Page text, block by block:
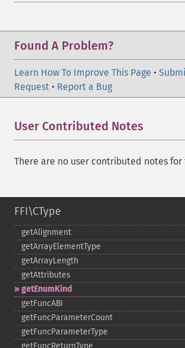
Found A Problem?
Learn How To Improve This Page •
Request • Report a Bug
User Contributed Notes
There are no user contributed notes for
FFI\CType
getAlignment
getArrayElementType
getArrayLength
getAttributes
getEnumKind
getFuncABI
getFuncParameterCount
getFuncParameterType
getFuncReturnType